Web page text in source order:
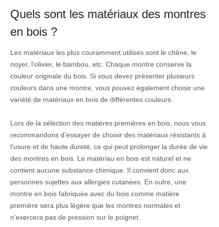
Quels sont les matériaux des montres
en bois ?
Les matériaux les plus couramment utilisés sont le chêne, le
noyer, l’olivier, le bambou, etc. Chaque montre conserve la
couleur originale du bois. Si vous devez présenter plusieurs
couleurs dans une montre, vous pouvez également choisir une
variété de matériaux en bois de différentes couleurs.
Lors de la sélection des matières premières en bois, nous vous
recommandons d’essayer de choisir des matériaux résistants à
l’usure et de haute dureté, ce qui peut prolonger la durée de vie
des montres en bois. Le matériau en bois est naturel et ne
contient aucune substance chimique. Il convient donc aux
personnes sujettes aux allergies cutanées. En outre, une
montre en bois fabriquée avec du bois comme matière
première sera plus légère que les montres normales et
n’exercera pas de pression sur le poignet.